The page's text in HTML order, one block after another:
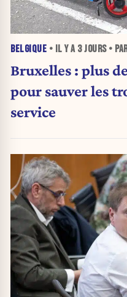
BELGIQUE • IL Y A 3 JOURS•
Bruxelles : plus
pour sauver les
service